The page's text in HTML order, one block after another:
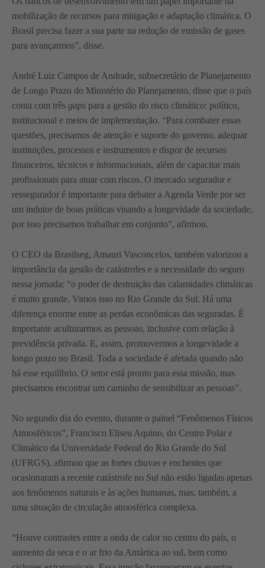
mobilização de recursos para mitigação e adaptação climática. O
Brasil precisa fazer a sua parte na redução de emissão de gases
para avançarmos”, disse.
André Luiz Campos de Andrade, subsecretário de Planejamento
de Longo Prazo do Ministério do Planejamento, disse que o país
conta com três gaps para a gestão do risco climático: político,
institucional e meios de implementação. “Para combater essas
questões, precisamos de atenção e suporte do governo, adequar
instituições, processos e instrumentos e dispor de recursos
financeiros, técnicos e informacionais, além de capacitar mais
profissionais para atuar com riscos. O mercado segurador e
ressegurador é importante para debater a Agenda Verde por ser
um indutor de boas práticas visando a longevidade da sociedade,
por isso precisamos trabalhar em conjunto”, afirmou.
O CEO da Brasilseg, Amauri Vasconcelos, também valorizou a
importância da gestão de catástrofes e a necessidade do seguro
nessa jornada: “o poder de destruição das calamidades climáticas
é muito grande. Vimos isso no Rio Grande do Sul. Há uma
diferença enorme entre as perdas econômicas das seguradas. É
importante aculturarmos as pessoas, inclusive com relação à
previdência privada. E, assim, promovermos a longevidade a
longo prazo no Brasil. Toda a sociedade é afetada quando não
há esse equilíbrio. O setor está pronto para essa missão, mas
precisamos encontrar um caminho de sensibilizar as pessoas”.
No segundo dia do evento, durante o painel “Fenômenos Físicos
Atmosféricos”, Francisco Eliseu Aquino, do Centro Polar e
Climático da Universidade Federal do Rio Grande do Sul
(UFRGS), afirmou que as fortes chuvas e enchentes que
ocasionaram a recente catástrofe no Sul não estão ligadas apenas
aos fenômenos naturais e às ações humanas, mas, também, a
uma situação de circulação atmosférica complexa.
“Houve contrastes entre a onda de calor no centro do país, o
aumento da seca e o ar frio da Antártica ao sul, bem como